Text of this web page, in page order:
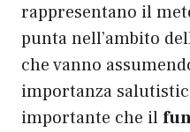
rappresentano il
punta nell’ambito
che vanno
importanza
importante che il